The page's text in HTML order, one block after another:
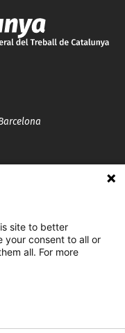
site to better
your consent to all or
all. For more